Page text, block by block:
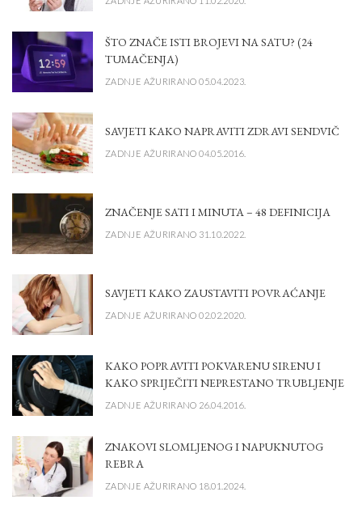
ŠTO ZNAČE ISTI BROJEVI NA SATU? (24
TUMAČENJA)
ZADNJE AŽURIRANO 05.04.2023.
SAVJETI KAKO NAPRAVITI ZDRAVI SENDVIČ
ZADNJE AŽURIRANO 04.05.2016.
ZNAČENJE SATI I MINUTA – 48 DEFINICIJA
ZADNJE AŽURIRANO 31.10.2022.
SAVJETI KAKO ZAUSTAVITI POVRAĆANJE
ZADNJE AŽURIRANO 02.02.2020.
KAKO POPRAVITI POKVARENU SIRENU I
KAKO SPRIJEČITI NEPRESTANO TRUBLJENJE
ZADNJE AŽURIRANO 26.04.2016.
ZNAKOVI SLOMLJENOG I NAPUKNUTOG
REBRA
ZADNJE AŽURIRANO 18.01.2024.